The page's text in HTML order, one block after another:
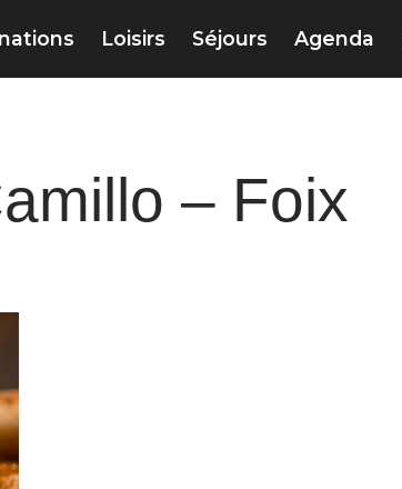
Loisirs Séjours Agenda
– Foix